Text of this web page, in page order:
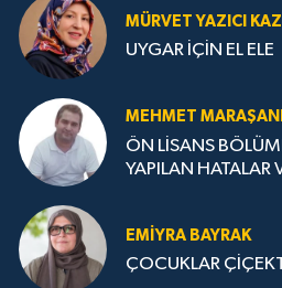
MÜRVET YAZICI
UYGAR İÇİN EL ELE
MEHMET
ÖN LİSANS
YAPILAN HATALAR
EMIYRA BAYRAK
ÇOCUKLAR